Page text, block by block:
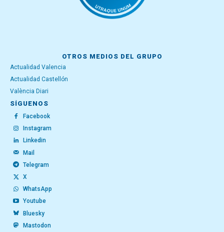
OTROS MEDIOS DEL GRUPO
Actualidad Valencia
Actualidad Castellón
València Diari
SÍGUENOS
Facebook
Instagram
Linkedin
Mail
Telegram
X
WhatsApp
Youtube
Bluesky
Mastodon